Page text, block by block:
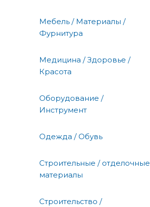
Мебель / Материалы /
Фурнитура
Медицина / Здоровье /
Красота
Оборудование /
Инструмент
Одежда / Обувь
Строительные / отделочные
материалы
Строительство /